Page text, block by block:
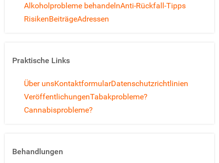
Alkoholprobleme behandelnAnti-Rückfall-Tipps
RisikenBeiträgeAdressen
Praktische Links
Über unsKontaktformularDatenschutzrichtlinien
VeröffentlichungenTabakprobleme?
Cannabisprobleme?
Behandlungen